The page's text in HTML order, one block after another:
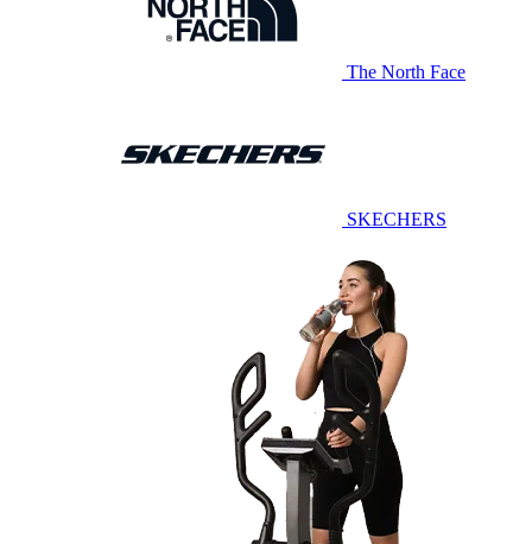
The North Face
SKECHERS